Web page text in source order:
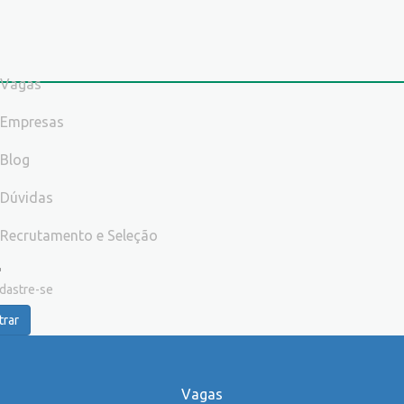
Vagas
Empresas
Blog
Dúvidas
Recrutamento e Seleção
se
Vagas